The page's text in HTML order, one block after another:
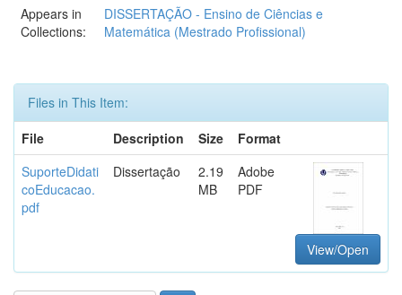
Appears in
Collections:
DISSERTAÇÃO - Ensino de Ciências e
Matemática (Mestrado Profissional)
Files in This Item:
File
Description Size
Format
SuporteDidati
coEducacao.
pdf
Dissertação
2.19
MB
Adobe
PDF
View/Open